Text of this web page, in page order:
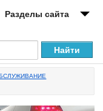
Разделы сайта